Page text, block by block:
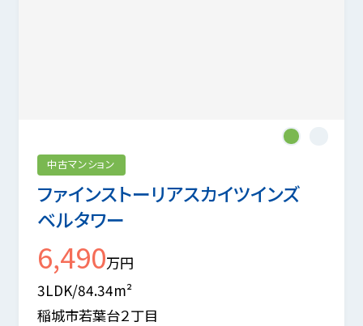
ファインストーリアスカイツインズ
ベルタワー
中古マンション
6,490万円
3LDK/84.34m²
稲城市若葉台２丁目